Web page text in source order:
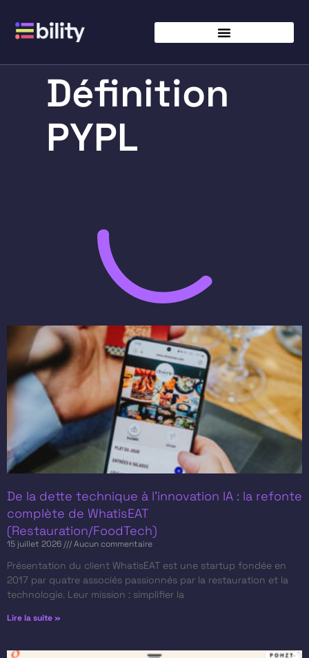
Définition
PYPL
De la dette technique à l’innovation IA : la refonte
complète de WhatisEAT
(Restauration/FoodTech)
15 juillet 2026 Aucun commentaire
Présentation du client​ WhatisEAT est une startup fondée en
2017 par quatre associés passionnés par la restauration et la
technologie. Leur mission : simplifier la
Lire la suite »